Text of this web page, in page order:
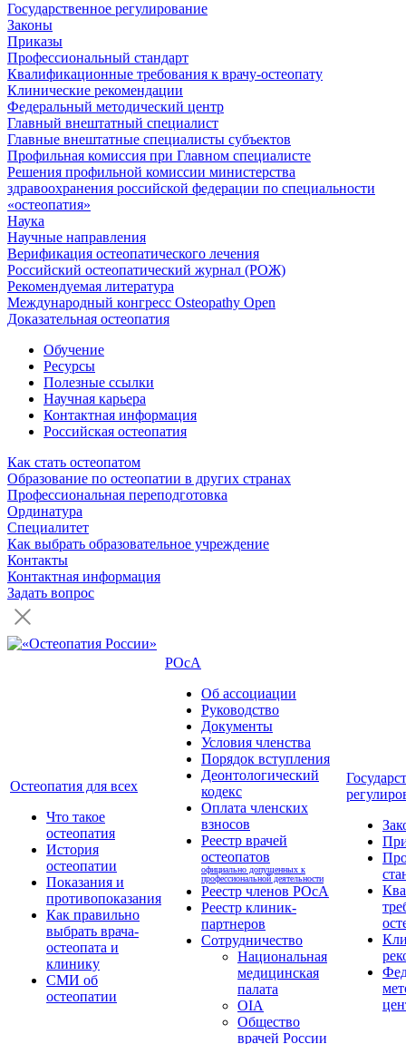
Государственное регулирование
Законы
Приказы
Профессиональный стандарт
Квалификационные требования к врачу-остеопату
Клинические рекомендации
Федеральный методический центр
Главный внештатный специалист
Главные внештатные специалисты субъектов
Профильная комиссия при Главном специалисте
Решения профильной комиссии министерства
здравоохранения российской федерации по специальности
«остеопатия»
Наука
Научные направления
Верификация остеопатического лечения
Российский остеопатический журнал (РОЖ)
Рекомендуемая литература
Международный конгресс Osteopathy Open
Доказательная остеопатия
Обучение
Ресурсы
Полезные ссылки
Научная карьера
Контактная информация
Российская остеопатия
Как стать остеопатом
Образование по остеопатии в других странах
Профессиональная переподготовка
Ординатура
Специалитет
Как выбрать образовательное учреждение
Контакты
Контактная информация
Задать вопрос
Остеопатия для всех
Что такое
остеопатия
История
остеопатии
Показания и
противопоказания
Как правильно
выбрать врача-
остеопата и
клинику
СМИ об
остеопатии
РОсА
Об ассоциации
Руководство
Документы
Условия членства
Порядок вступления
Деонтологический
кодекс
Оплата членских
взносов
Реестр врачей
остеопатов
официально допущенных к
профессиональной деятельности
Реестр членов РОсА
Реестр клиник-
партнеров
Сотрудничество
Национальная
медицинская
палата
OIA
Общество
врачей России